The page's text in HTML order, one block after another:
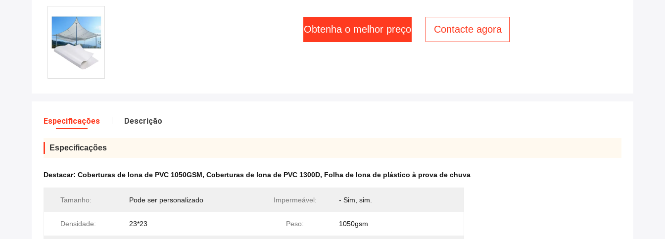
Obtenha o melhor preço Contacte agora
Especificações Descrição
Especificações
Destacar: Coberturas de lona de PVC 1050GSM, Coberturas de lona de PVC 1300D, Folha de lona de plástico à prova de chuva
Tamanho: Pode ser personalizado Impermeável: - Sim, sim.
Densidade: 23*23 Peso: 1050gsm